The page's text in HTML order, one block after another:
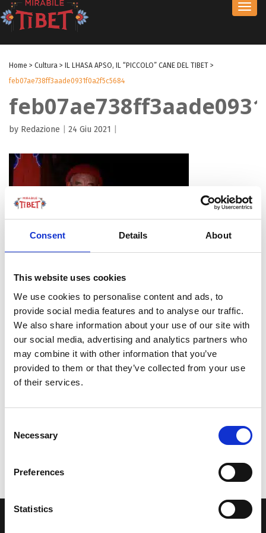
Consent Details About
This website uses cookies
We use cookies to personalise content and ads, to
provide social media features and to analyse our traffic.
We also share information about your use of our site with
our social media, advertising and analytics partners who
may combine it with other information that you’ve
provided to them or that they’ve collected from your use
of their services.
Selection
Necessary
Preferences
Statistics
Home > Cultura > IL LHASA APSO, IL “PICCOLO” CANE DEL TIBET >
feb07ae738ff3aade0931f0a2f5c5684
by Redazione 24 Giu 2021